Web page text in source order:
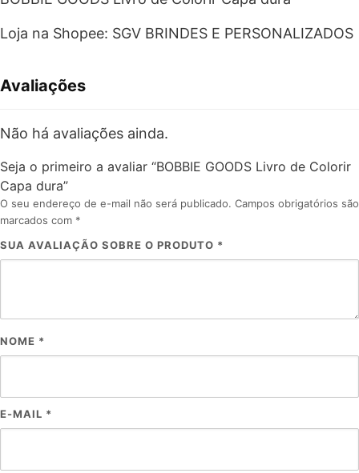
Loja na Shopee: SGV BRINDES E PERSONALIZADOS
Avaliações
Não há avaliações ainda.
Seja o primeiro a avaliar “BOBBIE GOODS Livro de Colorir
Capa dura”
O seu endereço de e-mail não será publicado. Campos obrigatórios são
marcados com *
SUA AVALIAÇÃO SOBRE O PRODUTO *
NOME *
E-MAIL *